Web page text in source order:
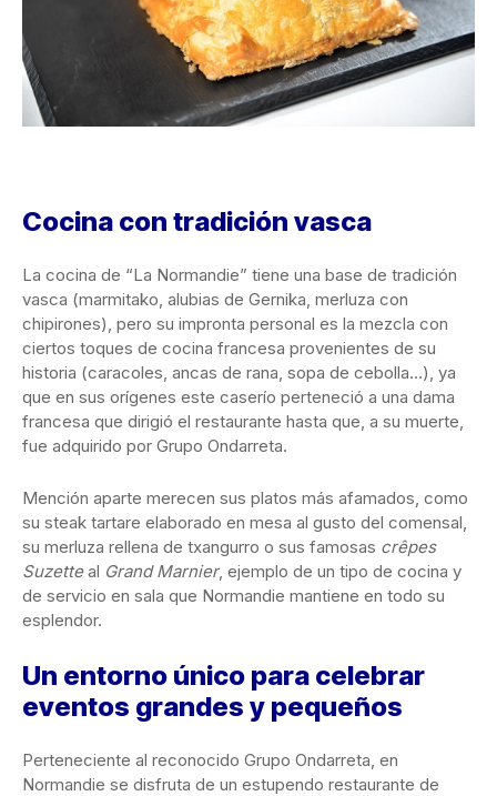
Cocina con tradición vasca
La cocina de “La Normandie” tiene una base de tradición
vasca (marmitako, alubias de Gernika, merluza con
chipirones), pero su impronta personal es la mezcla con
ciertos toques de cocina francesa provenientes de su
historia (caracoles, ancas de rana, sopa de cebolla…), ya
que en sus orígenes este caserío perteneció a una dama
francesa que dirigió el restaurante hasta que, a su muerte,
fue adquirido por Grupo Ondarreta.
Mención aparte merecen sus platos más afamados, como
su steak tartare elaborado en mesa al gusto del comensal,
su merluza rellena de txangurro o sus famosas crêpes
Suzetteal Grand Marnier, ejemplo de un tipo de cocina y
de servicio en sala que Normandie mantiene en todo su
esplendor.
Un entorno único para celebrar
eventos grandes y pequeños
Perteneciente al reconocido Grupo Ondarreta, en
Normandie se disfruta de un estupendo restaurante de